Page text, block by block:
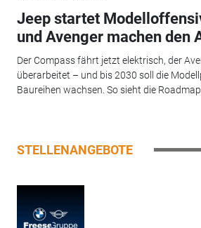
Jeep startet
und Avenger machen den
Der Compass fährt jetzt elektrisch, der
überarbeitet – und bis 2030 soll die
Baureihen wachsen. So sieht die Roadmap
STELLENANGEBOTE